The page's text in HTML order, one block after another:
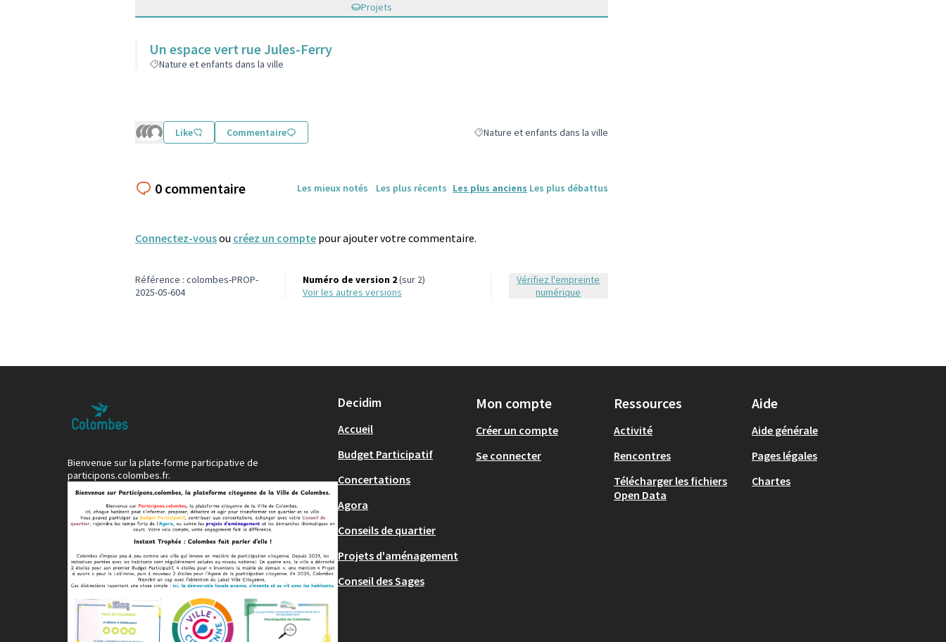
Projets
Un espace vert rue Jules-Ferry
Nature et enfants dans la ville
Like Commentaire Filtrer les résultats de la catégorie : Nature et enfants dans la ville
Nature et enfants dans la ville
0 commentaire Les mieux notés Les plus récents Les plus anciens Les plus débattus
Connectez-vousou créez un compte pour ajouter votre commentaire.
Référence : colombes-PROP-
2025-05-604
Numéro de version 2(sur 2)
voir les autres versions
Vérifiez l'empreinte
numérique
Bienvenue sur la plate-forme participative de
participons.colombes.fr.
Decidim
Accueil
Budget Participatif
Concertations
Agora
Conseils de quartier
Projets d'aménagement
Conseil des Sages
Mon compte
Créer un compte
Se connecter
Ressources
Activité
Rencontres
Télécharger les fichiers
Open Data
Aide
Aide générale
Pages légales
Chartes